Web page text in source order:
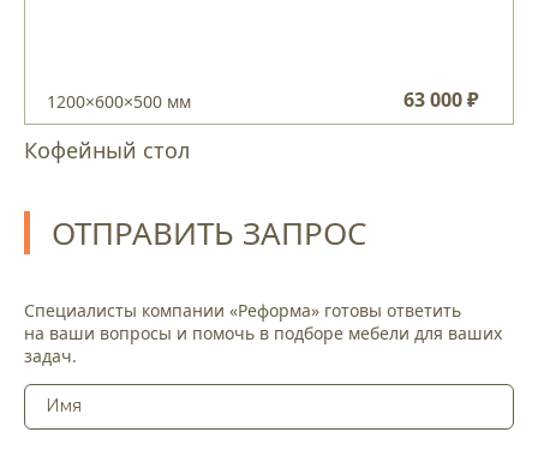
1200×600×500 мм 63 000 ₽
Кофейный стол
ОТПРАВИТЬ ЗАПРОС
Специалисты компании «Реформа» готовы ответить
на ваши вопросы и помочь в подборе мебели для ваших
задач.